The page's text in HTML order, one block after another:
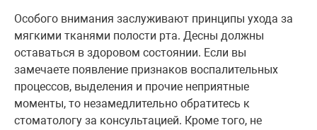
Особого внимания заслуживают принципы ухода за
мягкими тканями полости рта. Десны должны
оставаться в здоровом состоянии. Если вы
замечаете появление признаков воспалительных
процессов, выделения и прочие неприятные
моменты, то незамедлительно обратитесь к
стоматологу за консультацией. Кроме того, не